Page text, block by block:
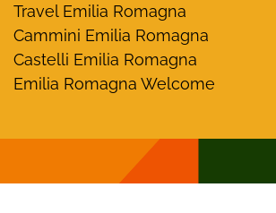
Travel Emilia Romagna
Cammini Emilia Romagna
Castelli Emilia Romagna
Emilia Romagna Welcome